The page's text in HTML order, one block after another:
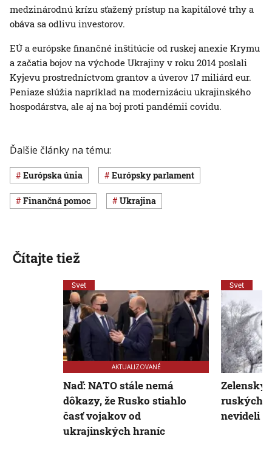
medzinárodnú krízu sťažený prístup na kapitálové trhy a
obáva sa odlivu investorov.
EÚ a európske finančné inštitúcie od ruskej anexie Krymu
a začatia bojov na východe Ukrajiny v roku 2014 poslali
Kyjevu prostredníctvom grantov a úverov 17 miliárd eur.
Peniaze slúžia napríklad na modernizáciu ukrajinského
hospodárstva, ale aj na boj proti pandémii covidu.
Ďalšie články na tému:
Európska únia Európsky parlament
finančná pomoc Ukrajina
Čítajte tiež
Svet
AKTUALIZOVANÉ
Naď: NATO stále nemá
dôkazy, že Rusko stiahlo
časť vojakov od
ukrajinských hraníc
Svet
ruských
nevideli